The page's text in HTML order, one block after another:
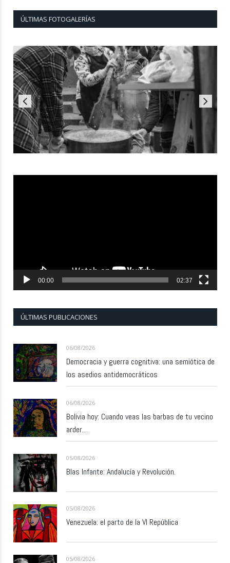
ÚLTIMAS FOTOGALERÍAS
00:00 02:37
ÚLTIMAS PUBLICACIONES
06/08/2026
Democracia y guerra cognitiva: una semiótica de
los asedios antidemocráticos
06/08/2026
Bolivia hoy: Cuando veas las barbas de tu vecino
arder…
05/08/2026
Blas Infante: Andalucía y Revolución.
05/08/2026
Venezuela: el parto de la VI República
05/08/2026